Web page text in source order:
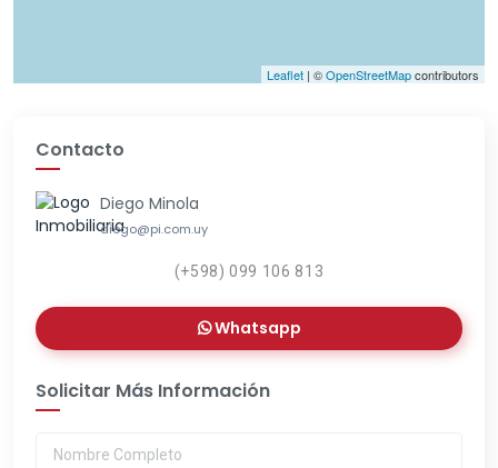
Leaflet | ©OpenStreetMapcontributors
Contacto
Diego Minola
diego@pi.com.uy
(+598) 099 106 813
Whatsapp
Solicitar Más Información